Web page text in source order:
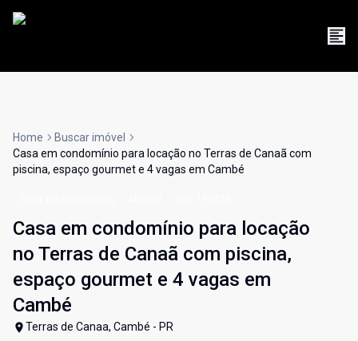
Home
Buscar imóvel
Casa em condomínio para locação no Terras de Canaã com
piscina, espaço gourmet e 4 vagas em Cambé
Casa em condomínio para locação
no Terras de Canaã com piscina,
espaço gourmet e 4 vagas em
Cambé
Terras de Canaa, Cambé - PR